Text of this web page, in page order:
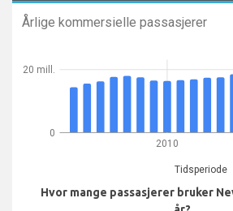
Årlige kommersielle passasjerer
2010
Tidsperiode
0
20 mill.
Hvor mange passasjerer bruker